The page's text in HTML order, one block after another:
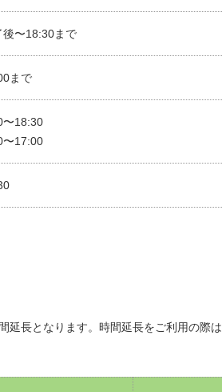
後〜18:30まで
まで
18:30
17:00
長となります。時間延長をご利用の際